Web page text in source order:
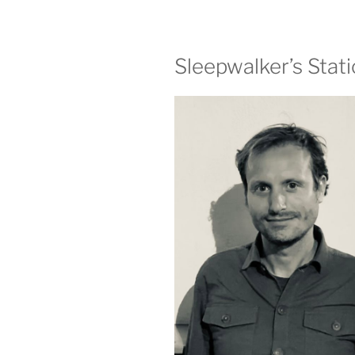
Sleepwalker’s